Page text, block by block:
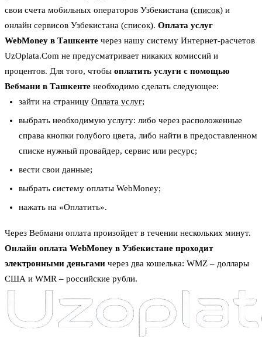
свои счета мобильных операторов Узбекистана (список) и
онлайн сервисов Узбекистана (список). Оплата услуг
WebMoney в Ташкенте через нашу систему Интернет-расчетов
UzOplata.Com не предусматривает никаких комиссий и
процентов. Для того, чтобы оплатить услуги с помощью
Вебмани в Ташкенте необходимо сделать следующее:
зайти на страницу Оплата услуг;
выбрать необходимую услугу: либо через расположенные
справа кнопки голубого цвета, либо найти в предоставленном
списке нужный провайдер, сервис или ресурс;
вести свои данные;
выбрать систему оплаты WebMoney;
нажать на «Оплатить».
Через Вебмани оплата произойдет в течении нескольких минут.
Онлайн оплата WebMoney в Узбекистане проходит
электронными деньгами через два кошелька: WMZ – доллары
США и WMR – российские рубли.